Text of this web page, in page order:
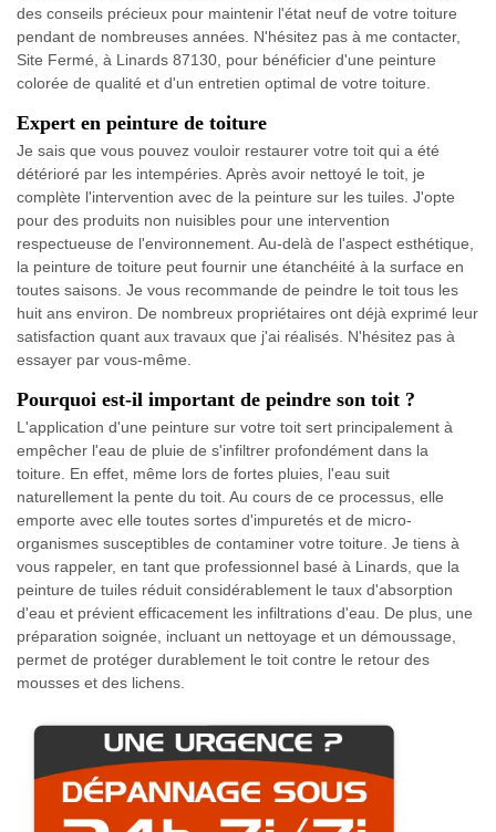
des conseils précieux pour maintenir l'état neuf de votre toiture
pendant de nombreuses années. N'hésitez pas à me contacter,
Site Fermé, à Linards 87130, pour bénéficier d'une peinture
colorée de qualité et d'un entretien optimal de votre toiture.
Expert en peinture de toiture
Je sais que vous pouvez vouloir restaurer votre toit qui a été
détérioré par les intempéries. Après avoir nettoyé le toit, je
complète l'intervention avec de la peinture sur les tuiles. J'opte
pour des produits non nuisibles pour une intervention
respectueuse de l'environnement. Au-delà de l'aspect esthétique,
la peinture de toiture peut fournir une étanchéité à la surface en
toutes saisons. Je vous recommande de peindre le toit tous les
huit ans environ. De nombreux propriétaires ont déjà exprimé leur
satisfaction quant aux travaux que j'ai réalisés. N'hésitez pas à
essayer par vous-même.
Pourquoi est-il important de peindre son toit ?
L'application d'une peinture sur votre toit sert principalement à
empêcher l'eau de pluie de s'infiltrer profondément dans la
toiture. En effet, même lors de fortes pluies, l'eau suit
naturellement la pente du toit. Au cours de ce processus, elle
emporte avec elle toutes sortes d'impuretés et de micro-
organismes susceptibles de contaminer votre toiture. Je tiens à
vous rappeler, en tant que professionnel basé à Linards, que la
peinture de tuiles réduit considérablement le taux d'absorption
d'eau et prévient efficacement les infiltrations d'eau. De plus, une
préparation soignée, incluant un nettoyage et un démoussage,
permet de protéger durablement le toit contre le retour des
mousses et des lichens.